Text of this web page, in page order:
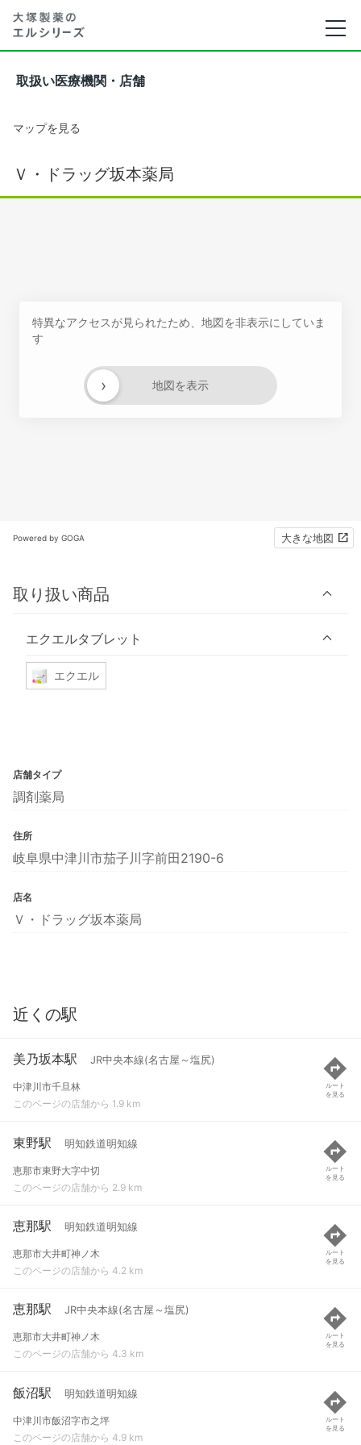
取扱い医療機関・店舗
マップを見る
Ｖ・ドラッグ坂本薬局
特異なアクセスが見られたため、地図を非表示にしていま
す
地図を表示
›
Powered by GOGA 大きな地図
取り扱い商品
エクエルタブレット
エクエル
店舗タイプ
調剤薬局
住所
岐阜県中津川市茄子川字前田2190-6
店名
Ｖ・ドラッグ坂本薬局
近くの駅
美乃坂本駅 JR中央本線(名古屋～塩尻)
中津川市千旦林
このページの店舗から 1.9 km
ルート
を見る
東野駅 明知鉄道明知線
恵那市東野大字中切
このページの店舗から 2.9 km
ルート
を見る
恵那駅 明知鉄道明知線
恵那市大井町神ノ木
このページの店舗から 4.2 km
ルート
を見る
恵那駅 JR中央本線(名古屋～塩尻)
恵那市大井町神ノ木
このページの店舗から 4.3 km
ルート
を見る
飯沼駅 明知鉄道明知線
中津川市飯沼字市之坪
このページの店舗から 4.9 km
ルート
を見る